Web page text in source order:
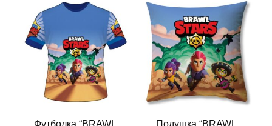
Футболка “BRAWL Подушка “BRAWL